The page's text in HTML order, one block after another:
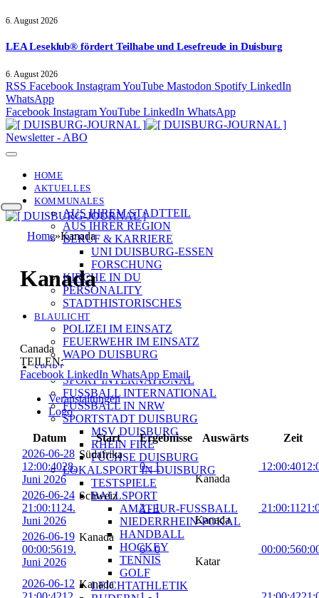
6. August 2026
LEA Leseklub® fördert Teilhabe und Lesefreude in Duisburg
6. August 2026
RSS Facebook InstagramYouTube Mastodon Spotify LinkedIn
WhatsApp
Facebook InstagramYouTube LinkedIn WhatsApp
Newsletter - ABO
HOME
AKTUELLES
KOMMUNALES
AUS IHREM STADTTEIL
AUS IHRER REGION
BERUF & KARRIERE
UNI DUISBURG-ESSEN
FORSCHUNG
KIRCHE IN DU
PERSONALITY
STADTHISTORISCHES
BLAULICHT
POLIZEI IM EINSATZ
FEUERWEHR IM EINSATZ
WAPO DUISBURG
SPORT
SPORT INTERNATIONAL
FUSSBALL INTERNATIONAL
FUSSBALL IN NRW
SPORTSTADT DUISBURG
MSV DUISBURG
RHEIN FIRE
FÜCHSE DUISBURG
LOKALSPORT IN DUISBURG
TESTSPIELE
BALLSPORT
AMATEUR-FUSSBALL
NIEDERRHEIN-POKAL
HANDBALL
HOCKEY
TENNIS
GOLF
LEICHTATHLETIK
Home»Kanada
Kanada
Canada
TEILEN:
Facebook LinkedIn WhatsApp Email
Veranstaltungen
Logo
Datum Start Ergebnisse Auswärts
Zeit
2026-06-28
12:00:4028.
Juni 2026
Südafrika
0 - 1
Kanada
12:00:40
2026-06-24
21:00:11 24.
Juni 2026
Schweiz
2 - 1
Kanada
21:00:11
2026-06-19
00:00:5619.
Juni 2026
Kanada
6 - 0
Katar
00:00:56
2026-06-12 Kanada